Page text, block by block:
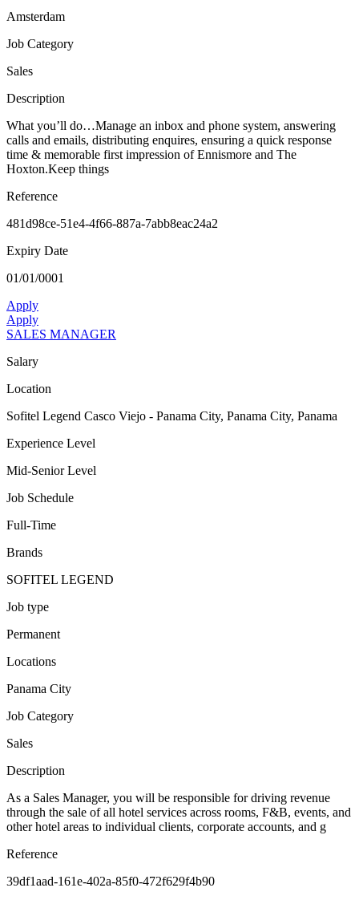
Amsterdam
Job Category
Sales
Description
What you’ll do…Manage an inbox and phone system, answering
calls and emails, distributing enquires, ensuring a quick response
time & memorable first impression of Ennismore and The
Hoxton.Keep things
Reference
481d98ce-51e4-4f66-887a-7abb8eac24a2
Expiry Date
01/01/0001
Apply
Apply
SALES MANAGER
Salary
Location
Sofitel Legend Casco Viejo - Panama City, Panama City, Panama
Experience Level
Mid-Senior Level
Job Schedule
Full-Time
Brands
SOFITEL LEGEND
Job type
Permanent
Locations
Panama City
Job Category
Sales
Description
As a Sales Manager, you will be responsible for driving revenue
through the sale of all hotel services across rooms, F&B, events, and
other hotel areas to individual clients, corporate accounts, and g
Reference
39df1aad-161e-402a-85f0-472f629f4b90